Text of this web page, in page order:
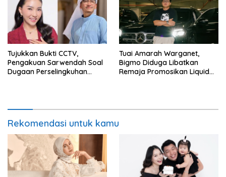
Tujukkan Bukti CCTV,
Pengakuan Sarwendah Soal
Dugaan Perselingkuhan
Tuai Amarah Warganet,
Bigmo Diduga Libatkan
Remaja Promosikan Liquid
Rekomendasi untuk kamu